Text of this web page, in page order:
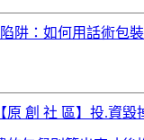
阱：如何用話術包
原 創 社 區】投.資毀